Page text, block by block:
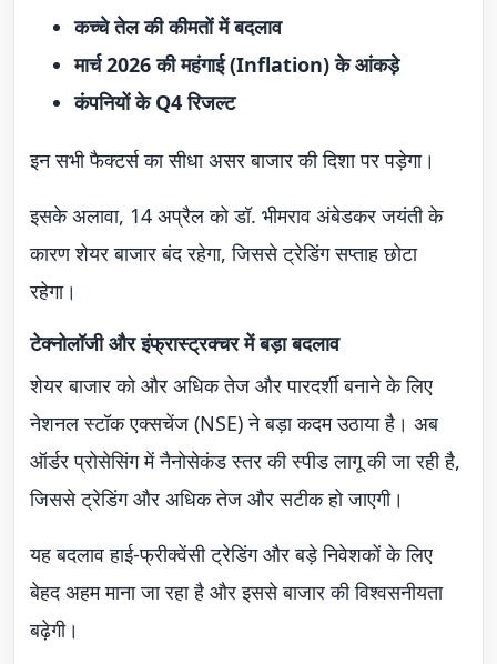
कच्चे तेल की कीमतों में बदलाव
मार्च 2026 की महंगाई (Inflation) के आंकड़े
कंपनियों के Q4 रिजल्ट
इन सभी फैक्टर्स का सीधा असर बाजार की दिशा पर पड़ेगा।
इसके अलावा, 14 अप्रैल को डॉ. भीमराव अंबेडकर जयंती के
कारण शेयर बाजार बंद रहेगा, जिससे ट्रेडिंग सप्ताह छोटा
रहेगा।
टेक्नोलॉजी और इंफ्रास्ट्रक्चर में बड़ा बदलाव
शेयर बाजार को और अधिक तेज और पारदर्शी बनाने के लिए
नेशनल स्टॉक एक्सचेंज (NSE) ने बड़ा कदम उठाया है। अब
ऑर्डर प्रोसेसिंग में नैनोसेकंड स्तर की स्पीड लागू की जा रही है,
जिससे ट्रेडिंग और अधिक तेज और सटीक हो जाएगी।
यह बदलाव हाई-फ्रीक्वेंसी ट्रेडिंग और बड़े निवेशकों के लिए
बेहद अहम माना जा रहा है और इससे बाजार की विश्वसनीयता
बढ़ेगी।